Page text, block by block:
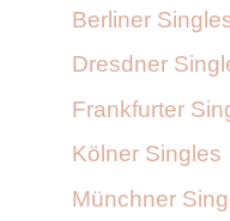
Berliner
Dresdner
Frankfurter
Kölner Singles
Münchner